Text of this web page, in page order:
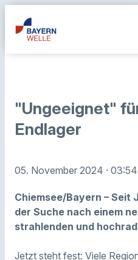
"Ungeeignet"
Endlager
05. November 2024 ·
Chiemsee/Bayern – Seit
der Suche nach einem
strahlenden und
Jetzt steht fest: Viele